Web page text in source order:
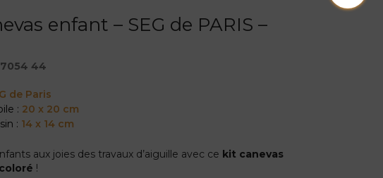
enfant – SEG de PARIS –
7054 44
de Paris
: 20 x 20 cm
: 14 x 14 cm
aux joies des travaux d’aiguille avec ce kit canevas
!